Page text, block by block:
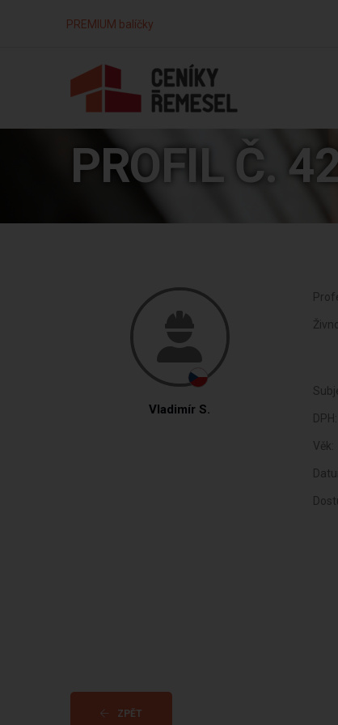
PREMIUM balíčky
PROFIL Č.
Vladimír S.
DPH:
Věk:
ZPĚT